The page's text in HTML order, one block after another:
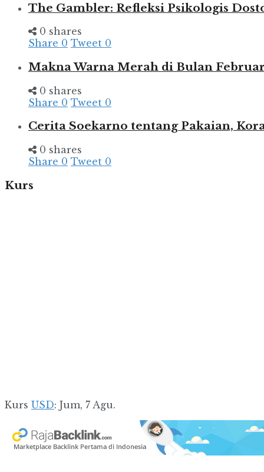
The Gambler: Refleksi Psikologis
0 shares
Share 0 Tweet 0
Makna Warna Merah di Bulan
0 shares
Share 0 Tweet 0
Cerita Soekarno tentang Pakaian,
0 shares
Share 0 Tweet 0
Kurs
Kurs USD: Jum, 7 Agu.